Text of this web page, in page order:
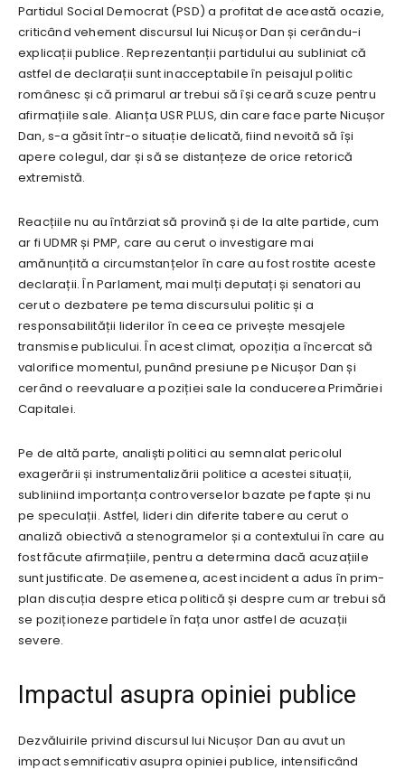
Partidul Social Democrat (PSD) a profitat de această ocazie,
criticând vehement discursul lui Nicușor Dan și cerându-i
explicații publice. Reprezentanții partidului au subliniat că
astfel de declarații sunt inacceptabile în peisajul politic
românesc și că primarul ar trebui să își ceară scuze pentru
afirmațiile sale. Alianța USR PLUS, din care face parte Nicușor
Dan, s-a găsit într-o situație delicată, fiind nevoită să își
apere colegul, dar și să se distanțeze de orice retorică
extremistă.
Reacțiile nu au întârziat să provină și de la alte partide, cum
ar fi UDMR și PMP, care au cerut o investigare mai
amănunțită a circumstanțelor în care au fost rostite aceste
declarații. În Parlament, mai mulți deputați și senatori au
cerut o dezbatere pe tema discursului politic și a
responsabilității liderilor în ceea ce privește mesajele
transmise publicului. În acest climat, opoziția a încercat să
valorifice momentul, punând presiune pe Nicușor Dan și
cerând o reevaluare a poziției sale la conducerea Primăriei
Capitalei.
Pe de altă parte, analiști politici au semnalat pericolul
exagerării și instrumentalizării politice a acestei situații,
subliniind importanța controverselor bazate pe fapte și nu
pe speculații. Astfel, lideri din diferite tabere au cerut o
analiză obiectivă a stenogramelor și a contextului în care au
fost făcute afirmațiile, pentru a determina dacă acuzațiile
sunt justificate. De asemenea, acest incident a adus în prim-
plan discuția despre etica politică și despre cum ar trebui să
se poziționeze partidele în fața unor astfel de acuzații
severe.
Impactul asupra opiniei publice
Dezvăluirile privind discursul lui Nicușor Dan au avut un
impact semnificativ asupra opiniei publice, intensificând